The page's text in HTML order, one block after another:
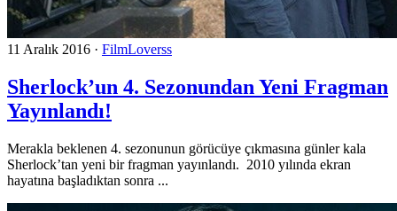
11 Aralık 2016 · FilmLoverss
Sherlock’un 4. Sezonundan Yeni Fragman
Yayınlandı!
Merakla beklenen 4. sezonunun görücüye çıkmasına günler kala
Sherlock’tan yeni bir fragman yayınlandı. 2010 yılında ekran
hayatına başladıktan sonra ...